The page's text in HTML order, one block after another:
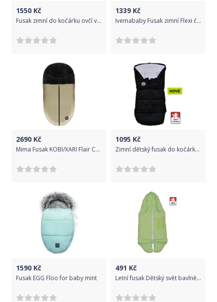
1550 Kč
Fusak zimní do kočárku ovčí vlna - WOMAR světle zelený
1339 Kč
Ivemababy Fusak zimní Flexi černý
2690 Kč
Mima Fusak KOBI/XARI Flair Champagne
1095 Kč
Zimní dětský fusak do kočárku combi 3v1, Lamový, bílý
1590 Kč
Fusak EGG Floo for baby mint
491 Kč
Letní fusak Dětský svět bavlněný zelený s výšivkou